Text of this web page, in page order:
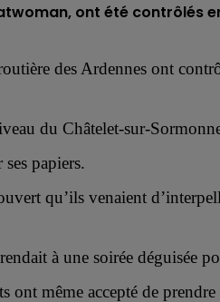
11h00 -
LE WEEK-END
ont été contrôlés
des Ardennes ont
du Châtelet-sur-
ses papiers.
qu’ils venaient
à une soirée déguisée
ont même accepté de prendre